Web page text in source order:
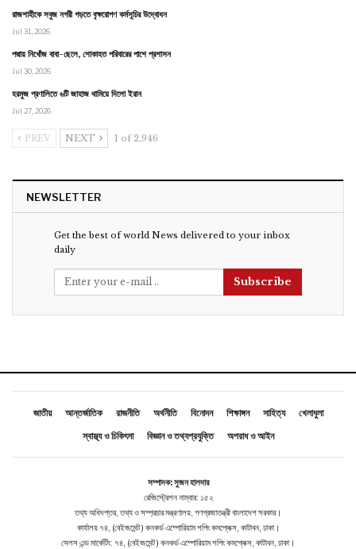
রাজশাহীকে সবুজ নগরী গড়তে বৃক্ষরোপণ কর্মসূচির উদ্বোধন
Jul 31, 2026
পদ্মায় নিখোঁজ বাবা-ছেলে, শোকাহত পরিবারের পাশে প্রশাসন
Jul 30, 2026
হরমুজ প্রণালিতে ৬টি জাহাজ থামিয়ে দিলো ইরান
Jul 27, 2026
PREV NEXT 1 of 2,946
NEWSLETTER
Get the best of world News delivered to your inbox
daily
Subscribe
জাতীয় আন্তর্জাতিক রাজনীতি অর্থনীতি বিনোদন শিক্ষাঙ্গন সাহিত্য
খেলাধুলা
স্বাস্থ্য ও চিকিৎসা
বিজ্ঞান ও তথ্যপ্রযুক্তি অপরাধ ও আইন
সম্পাদক: সুজন হালদার
রেজিস্ট্রেশন নাম্বার: ১৫২
তথ্য অধিদপ্তর, তথ্য ও সম্প্রচার মন্ত্রণালয়, গণপ্রজাতন্ত্রী বাংলাদেশ সরকার।
কার্যালয় ৭৪, (বেইজমেন্ট ) কনকর্ড এম্পোরিয়াম শপিং কমপ্লেক্স, কাটাবন, ঢাকা।
সেলস এন্ড মার্কেটিং: ৭৪, (বেইজমেন্ট ) কনকর্ড এম্পোরিয়াম শপিং কমপ্লেক্স, কাটাবন, ঢাকা।